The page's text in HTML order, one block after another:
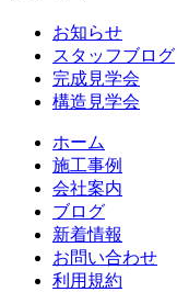
お知らせ
スタッフブログ
完成見学会
構造見学会
ホーム
施工事例
会社案内
ブログ
新着情報
お問い合わせ
利用規約